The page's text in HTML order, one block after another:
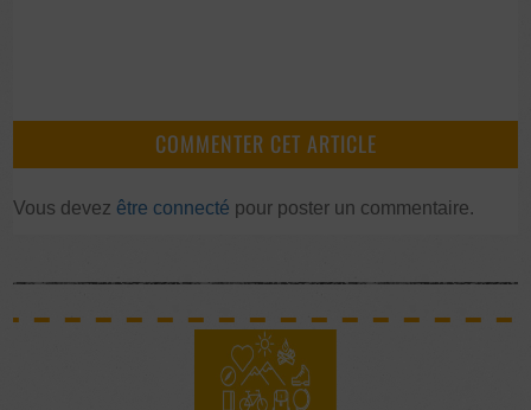
COMMENTER CET ARTICLE
Vous devez être connecté pour poster un commentaire.